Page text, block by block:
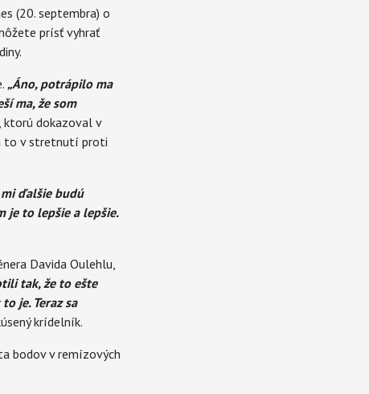
(20. septembra) o
prísť vyhrať
„Áno, potrápilo ma
ma, že som
ktorú dokazoval v
to v stretnutí proti
mi ďalšie budú
je to lepšie a lepšie.
Davida Oulehlu,
tak, že to ešte
je. Teraz sa
krídelník.
bodov v remízových